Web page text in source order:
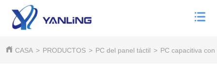
CASA > PRODUCTOS > PC del panel táctil > PC capacitiva